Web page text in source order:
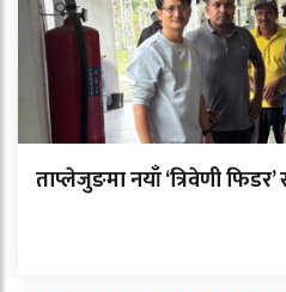
ताप्लेजुङमा नयाँ ‘त्रिवेणी फिडर’